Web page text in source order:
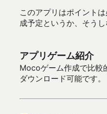
このアプリはポイント
成予定というか、そう
アプリゲーム紹介
Mocoゲーム作成で比較
ダウンロード可能です。